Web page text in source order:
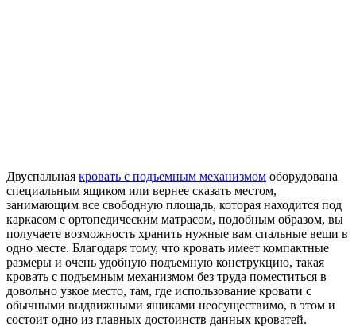
Двуспальная кровать с подъемным механизмом оборудована
специальным ящиком или вернее сказать местом,
занимающим все свободную площадь, которая находится под
каркасом с ортопедическим матрасом, подобным образом, вы
получаете возможность хранить нужные вам спальные вещи в
одно месте. Благодаря тому, что кровать имеет компактные
размеры и очень удобную подъемную конструкцию, такая
кровать с подъемным механизмом без труда поместиться в
довольно узкое место, там, где использование кровати с
обычными выдвижными ящиками неосуществимо, в этом и
состоит одно из главных достоинств данных кроватей.